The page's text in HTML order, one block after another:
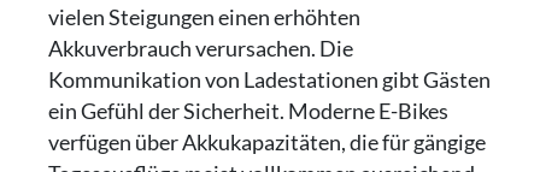
vielen Steigungen einen erhöhten
Akkuverbrauch verursachen. Die
Kommunikation von Ladestationen gibt Gästen
ein Gefühl der Sicherheit. Moderne E-Bikes
verfügen über Akkukapazitäten, die für gängige